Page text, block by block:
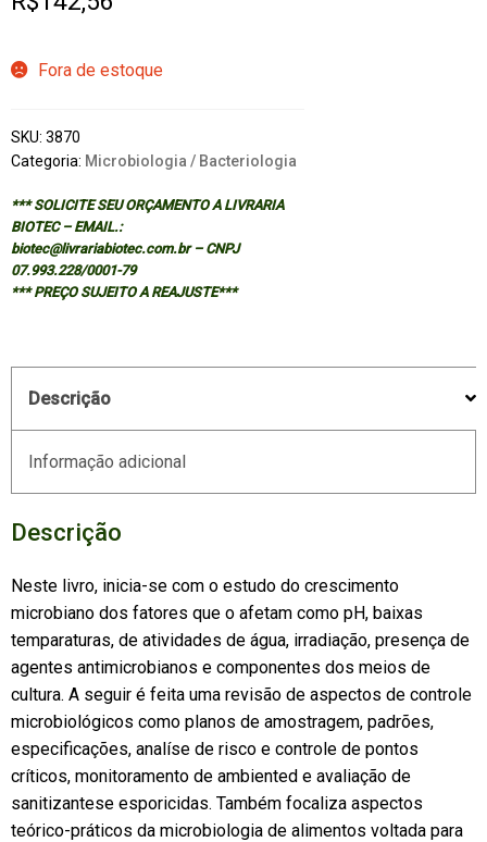
Fora de estoque
SKU: 3870
Categoria: Microbiologia / Bacteriologia
*** SOLICITE SEU ORÇAMENTO A LIVRARIA
BIOTEC – EMAIL.:
biotec@livrariabiotec.com.br – CNPJ
07.993.228/0001-79
*** PREÇO SUJEITO A REAJUSTE***
Descrição
Informação adicional
Descrição
Neste livro, inicia-se com o estudo do crescimento
microbiano dos fatores que o afetam como pH, baixas
temparaturas, de atividades de água, irradiação, presença de
agentes antimicrobianos e componentes dos meios de
cultura. A seguir é feita uma revisão de aspectos de controle
microbiológicos como planos de amostragem, padrões,
especificações, analíse de risco e controle de pontos
críticos, monitoramento de ambiented e avaliação de
sanitizantese esporicidas. Também focaliza aspectos
teórico-práticos da microbiologia de alimentos voltada para